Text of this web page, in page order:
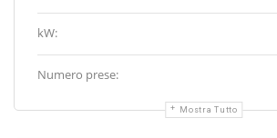
kW:
Numero prese:
Mostra Tutto